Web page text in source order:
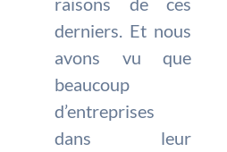
derniers. Et nous
avons vu que
beaucoup
d’entreprises
dans leur